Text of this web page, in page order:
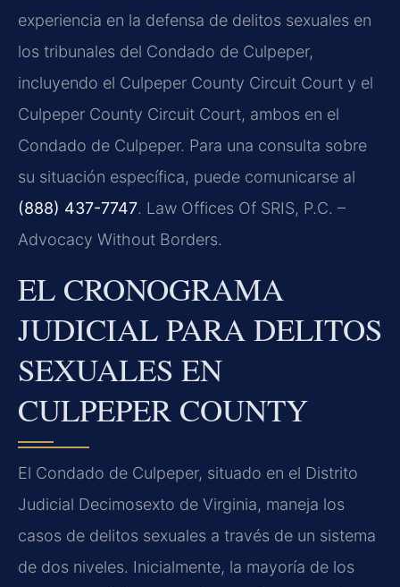
experiencia en la defensa de delitos sexuales en
los tribunales del Condado de Culpeper,
incluyendo el Culpeper County Circuit Court y el
Culpeper County Circuit Court, ambos en el
Condado de Culpeper. Para una consulta sobre
su situación específica, puede comunicarse al
(888) 437-7747. Law Offices Of SRIS, P.C. –
Advocacy Without Borders.
EL CRONOGRAMA
JUDICIAL PARA DELITOS
SEXUALES EN
CULPEPER COUNTY
El Condado de Culpeper, situado en el Distrito
Judicial Decimosexto de Virginia, maneja los
casos de delitos sexuales a través de un sistema
de dos niveles. Inicialmente, la mayoría de los